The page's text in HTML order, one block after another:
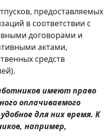
предоставляемых
в соответствии с
договорами и
актами,
средств
имеют право
оплачиваемого
для них время. К
например,